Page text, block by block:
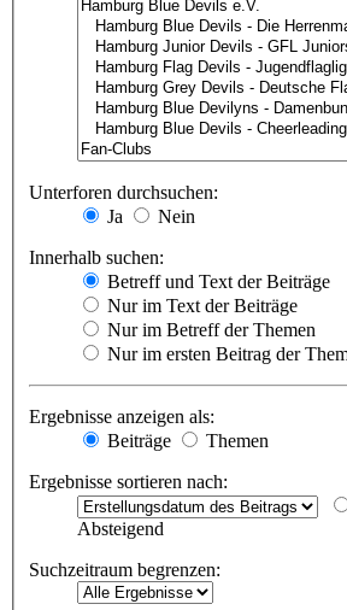
Unterforen durchsuchen:
Ja
Nein
Innerhalb suchen:
Betreff und Text der Beiträge
Nur im Text der Beiträge
Nur im Betreff der Themen
Nur im ersten Beitrag der
Ergebnisse anzeigen als:
Beiträge
Themen
Ergebnisse sortieren nach:
Absteigend
Suchzeitraum begrenzen: